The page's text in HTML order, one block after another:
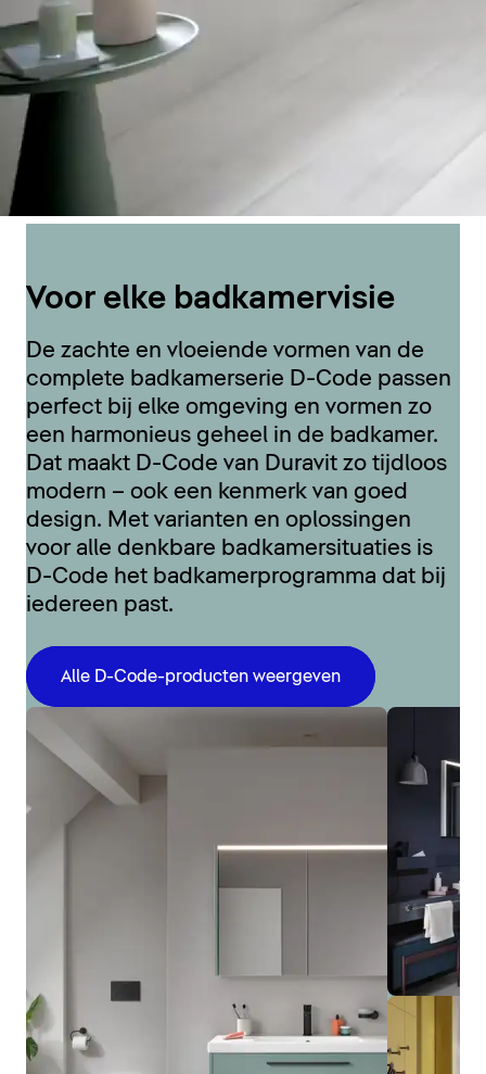
Voor elke badkamervisie
De zachte en vloeiende vormen van de
complete badkamerserie D-Code passen
perfect bij elke omgeving en vormen zo
een harmonieus geheel in de badkamer.
Dat maakt D-Code van Duravit zo tijdloos
modern – ook een kenmerk van goed
design. Met varianten en oplossingen
voor alle denkbare badkamersituaties is
D-Code het badkamerprogramma dat bij
iedereen past.
Alle D-Code-producten weergeven